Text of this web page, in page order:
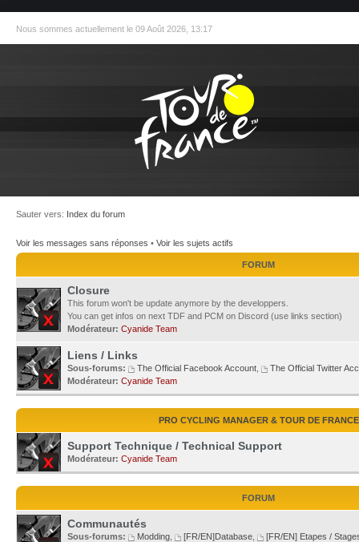
Nous sommes actuellement le 09 Août 2026, 13:17
Sauter vers: Index du forum
Voir les messages sans réponses • Voir les sujets actifs
FORUM
Closure
This forum won't be update anymore by the developpers.
You can get infos on next TDF and PCM on Discord (use links section)
Modérateur: Cyanide Team
Liens / Links
Sous-forums: The Official Facebook Account
The Official Twitter
Modérateur: Cyanide Team
PRO CYCLING MANAGER & TOUR DE FRANCE
Support Technique / Technical Support
Modérateur: Cyanide Team
FORUM
Communautés
Sous-forums: Modding [FR/EN]Database
[FR/EN] Etapes /